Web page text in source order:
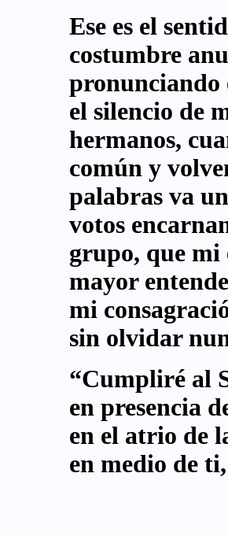
Ese es el
costumbre
pronunciando
el silencio de
hermanos,
común y
palabras va
votos
grupo, que mi
mayor
mi
sin olvidar
“Cumpliré al
en presencia
en el atrio de
en medio de